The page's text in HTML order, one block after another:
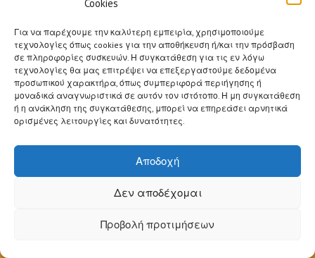
Cookies
Για να παρέχουμε την καλύτερη εμπειρία, χρησιμοποιούμε
τεχνολογίες όπως cookies για την αποθήκευση ή/και την πρόσβαση
σε πληροφορίες συσκευών. Η συγκατάθεση για τις εν λόγω
τεχνολογίες θα μας επιτρέψει να επεξεργαστούμε δεδομένα
προσωπικού χαρακτήρα, όπως συμπεριφορά περιήγησης ή
μοναδικά αναγνωριστικά σε αυτόν τον ιστότοπο. Η μη συγκατάθεση
ή η ανάκληση της συγκατάθεσης, μπορεί να επηρεάσει αρνητικά
ορισμένες λειτουργίες και δυνατότητες.
Αποδοχή
Δεν αποδέχομαι
Προβολή προτιμήσεων
κουφός -
ψυχής σας. – Μανουέλ Βελάσκεθ